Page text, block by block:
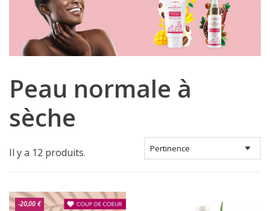
Peau normale à
sèche
Il y a 12 produits.
-20,00 €